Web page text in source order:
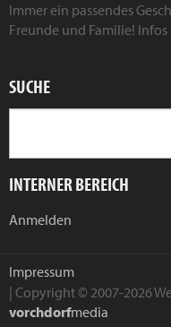
Immer ein passendes
Freunde und Familie! Infos
SUCHE
INTERNER BEREICH
Anmelden
Impressum
| Copyright © 2007-2026
vorchdorfmedia